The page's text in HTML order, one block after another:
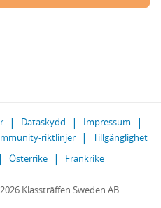
Dataskydd
Impressum
riktlinjer
Tillgänglighet
Österrike Frankrike
Klassträffen Sweden AB